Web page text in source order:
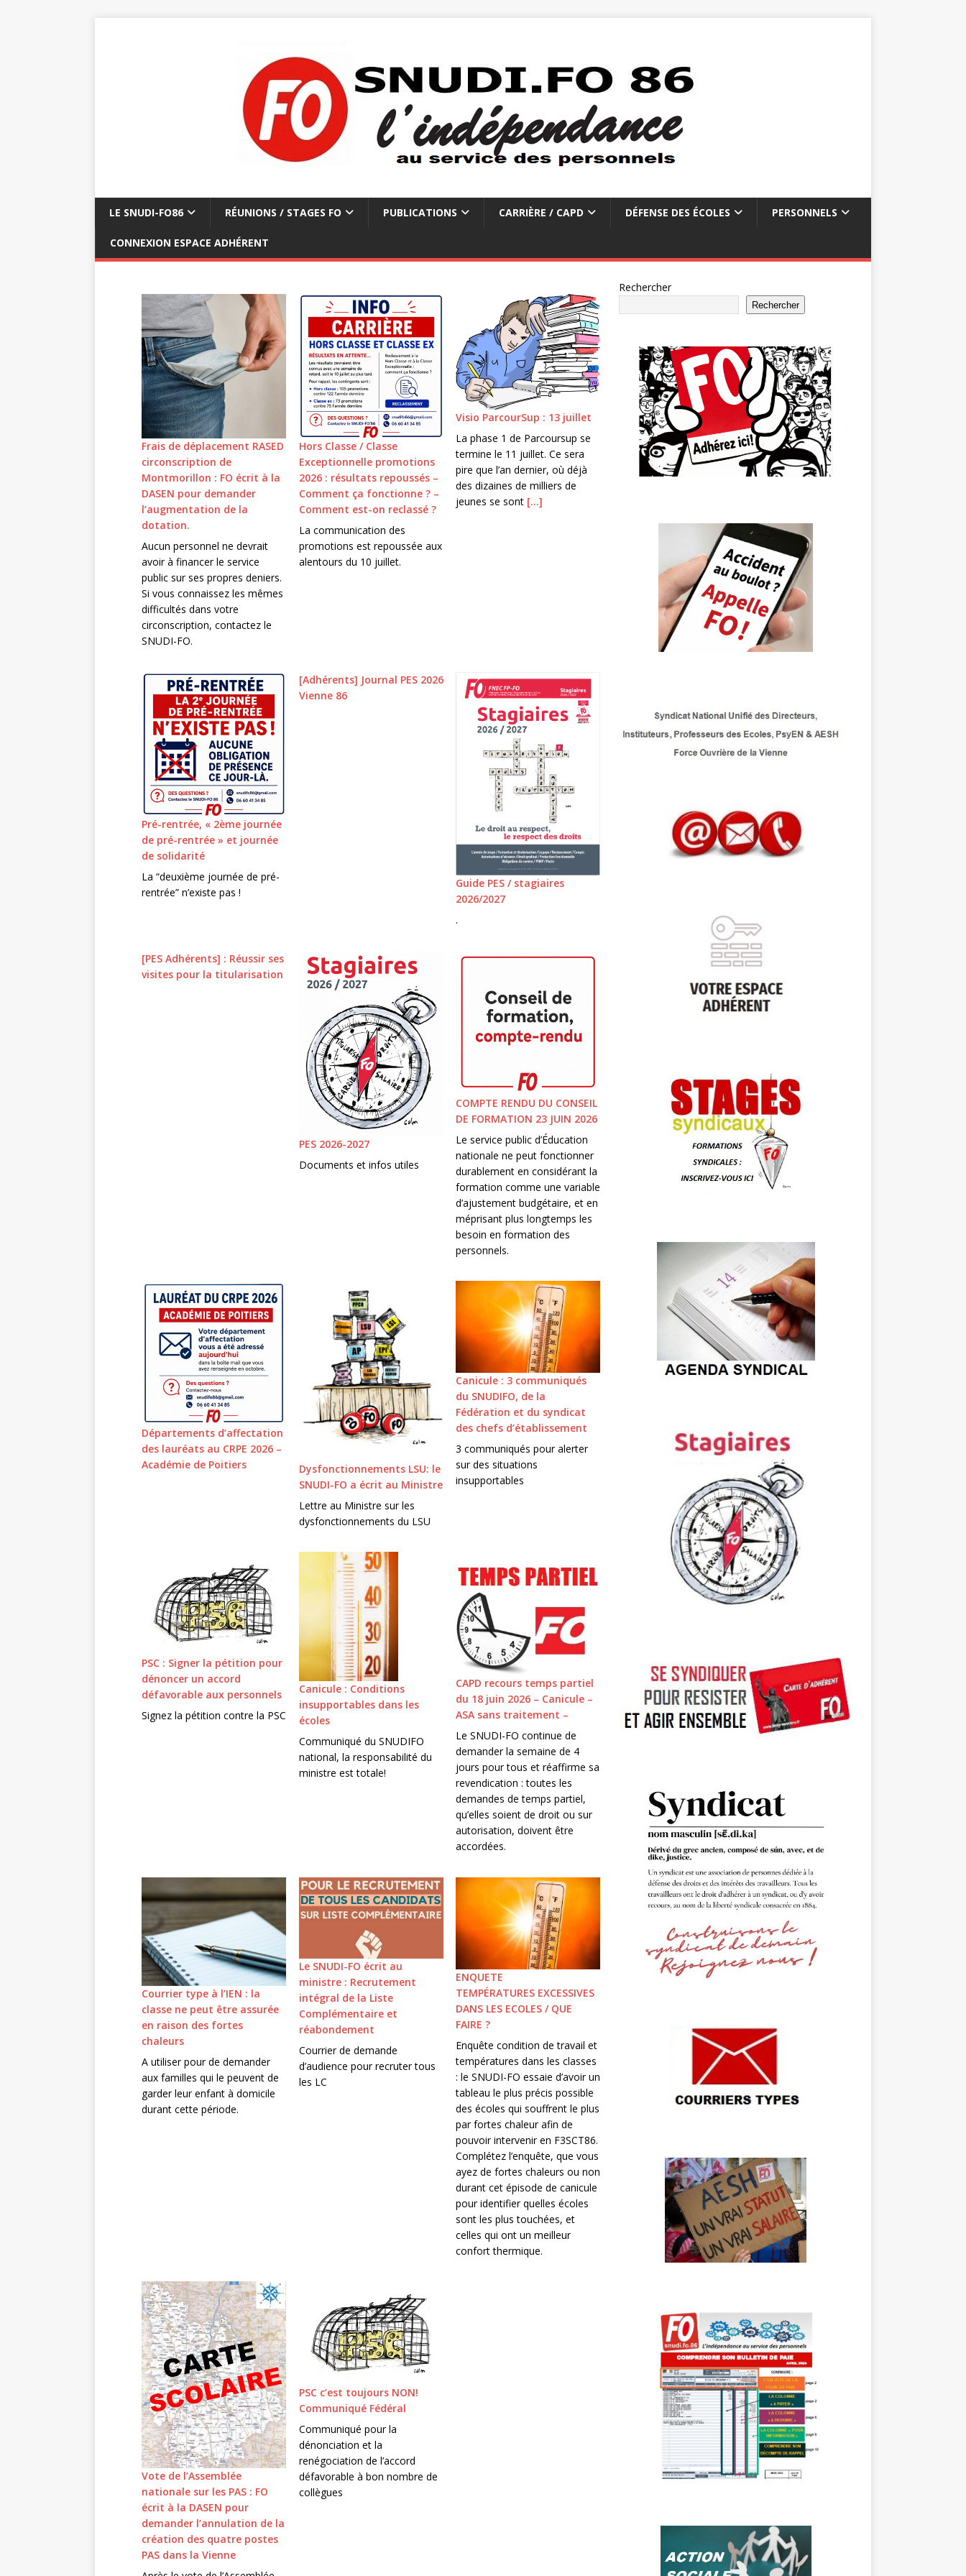
LE SNUDI-FO86 RÉUNIONS / STAGES FO PUBLICATIONS CARRIÈRE / CAPD DÉFENSE DES ÉCOLES PERSONNELS
CONNEXION ESPACE ADHÉRENT
Frais de déplacement RASED
circonscription de
Montmorillon : FO écrit à la
DASEN pour demander
l’augmentation de la
dotation.
Aucun personnel ne devrait
avoir à financer le service
public sur ses propres deniers.
Si vous connaissez les mêmes
difficultés dans votre
circonscription, contactez le
SNUDI-FO.
Hors Classe / Classe
Exceptionnelle promotions
2026 : résultats repoussés –
Comment ça fonctionne ? –
Comment est-on reclassé ?
La communication des
promotions est repoussée aux
alentours du 10 juillet.
Visio ParcourSup : 13 juillet
La phase 1 de Parcoursup se
termine le 11 juillet. Ce sera
pire que l’an dernier, où déjà
des dizaines de milliers de
jeunes se sont […]
Pré-rentrée, « 2ème journée
de pré-rentrée » et journée
de solidarité
La “deuxième journée de pré-
rentrée” n’existe pas !
[Adhérents] Journal PES 2026
Vienne 86
Guide PES / stagiaires
2026/2027
.
[PES Adhérents] : Réussir ses
visites pour la titularisation
PES 2026-2027
Documents et infos utiles
COMPTE RENDU DU CONSEIL
DE FORMATION 23 JUIN 2026
Le service public d’Éducation
nationale ne peut fonctionner
durablement en considérant la
formation comme une variable
d’ajustement budgétaire, et en
méprisant plus longtemps les
besoin en formation des
personnels.
Départements d’affectation
des lauréats au CRPE 2026 –
Académie de Poitiers
Dysfonctionnements LSU: le
SNUDI-FO a écrit au Ministre
Lettre au Ministre sur les
dysfonctionnements du LSU
Canicule : 3 communiqués
du SNUDIFO, de la
Fédération et du syndicat
des chefs d’établissement
3 communiqués pour alerter
sur des situations
insupportables
PSC : Signer la pétition pour
dénoncer un accord
défavorable aux personnels
Signez la pétition contre la PSC
Canicule : Conditions
insupportables dans les
écoles
Communiqué du SNUDIFO
national, la responsabilité du
ministre est totale!
CAPD recours temps partiel
du 18 juin 2026 – Canicule –
ASA sans traitement –
Le SNUDI-FO continue de
demander la semaine de 4
jours pour tous et réaffirme sa
revendication : toutes les
demandes de temps partiel,
qu’elles soient de droit ou sur
autorisation, doivent être
accordées.
Courrier type à l’IEN : la
classe ne peut être assurée
en raison des fortes
chaleurs
A utiliser pour de demander
aux familles qui le peuvent de
garder leur enfant à domicile
durant cette période.
Le SNUDI-FO écrit au
ministre : Recrutement
intégral de la Liste
Complémentaire et
réabondement
Courrier de demande
d’audience pour recruter tous
les LC
ENQUETE
TEMPÉRATURES EXCESSIVES
DANS LES ECOLES / QUE
FAIRE ?
Enquête condition de travail et
températures dans les classes
: le SNUDI-FO essaie d’avoir un
tableau le plus précis possible
des écoles qui souffrent le plus
par fortes chaleur afin de
pouvoir intervenir en F3SCT86.
Complétez l’enquête, que vous
ayez de fortes chaleurs ou non
durant cet épisode de canicule
pour identifier quelles écoles
sont les plus touchées, et
celles qui ont un meilleur
confort thermique.
Vote de l’Assemblée
nationale sur les PAS : FO
écrit à la DASEN pour
demander l’annulation de la
création des quatre postes
PAS dans la Vienne
PSC c’est toujours NON!
Communiqué Fédéral
Communiqué pour la
dénonciation et la
renégociation de l’accord
défavorable à bon nombre de
collègues
Rechercher
Rechercher